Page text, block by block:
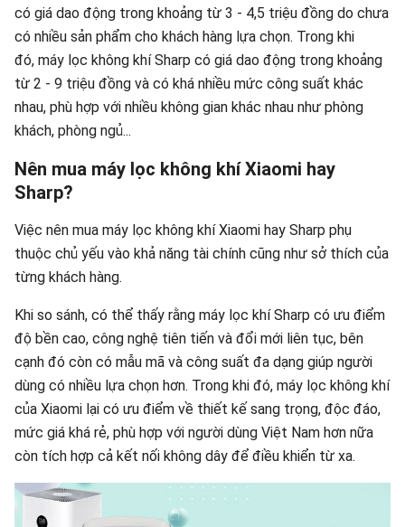
có giá dao động trong khoảng từ 3 - 4,5 triệu đồng do chưa
có nhiều sản phẩm cho khách hàng lựa chọn. Trong khi
đó, máy lọc không khí Sharp có giá dao động trong khoảng
từ 2 - 9 triệu đồng và có khá nhiều mức công suất khác
nhau, phù hợp với nhiều không gian khác nhau như phòng
khách, phòng ngủ...
Nên mua máy lọc không khí Xiaomi hay
Sharp?
Việc nên mua máy lọc không khí Xiaomi hay Sharp phụ
thuộc chủ yếu vào khả năng tài chính cũng như sở thích của
từng khách hàng.
Khi so sánh, có thể thấy rằng máy lọc khí Sharp có ưu điểm
độ bền cao, công nghệ tiên tiến và đổi mới liên tục, bên
cạnh đó còn có mẫu mã và công suất đa dạng giúp người
dùng có nhiều lựa chọn hơn. Trong khi đó, máy lọc không khí
của Xiaomi lại có ưu điểm về thiết kế sang trọng, độc đáo,
mức giá khá rẻ, phù hợp với người dùng Việt Nam hơn nữa
còn tích hợp cả kết nối không dây để điều khiển từ xa.